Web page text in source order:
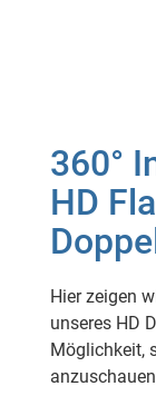
360°
HD
Hier zeigen
unseres HD
Möglichkeit,